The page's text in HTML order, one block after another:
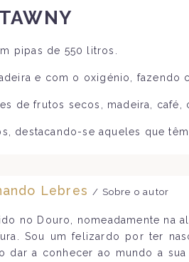
pipas de 550 litros.
e com o oxigénio, fazendo
de frutos secos, madeira, café,
destacando-se aqueles que
Lebres / Sobre o autor
no Douro, nomeadamente na
Sou um felizardo por ter
dar a conhecer ao mundo a